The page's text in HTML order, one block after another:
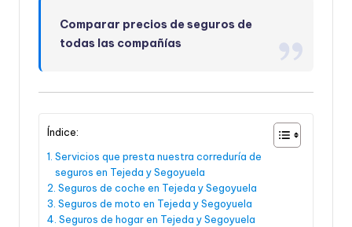
Comparar precios de seguros de
todas las compañías
Índice:
Servicios que presta nuestra correduría de
seguros en Tejeda y Segoyuela
Seguros de coche en Tejeda y Segoyuela
Seguros de moto en Tejeda y Segoyuela
Seguros de hogar en Tejeda y Segoyuela